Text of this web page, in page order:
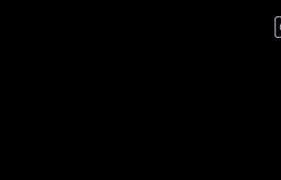
en garantissant la